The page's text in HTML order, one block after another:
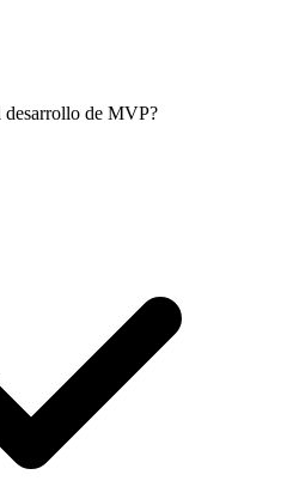
desarrollo de MVP?